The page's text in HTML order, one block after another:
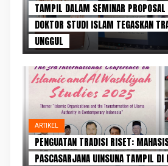
TAMPIL DALAM SEMINAR PROPOSAL
DOKTOR STUDI ISLAM TEGASKAN
UNGGUL
ARTIKEL
PENGUATAN TRADISI RISET:
PASCASARJANA UINSUNA TAMPIL DI